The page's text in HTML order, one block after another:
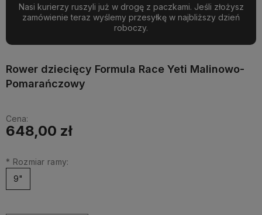
Nasi kurierzy ruszyli już w drogę z paczkami. Jeśli złożysz
zamówienie teraz wyślemy przesyłkę w najbliższy dzień
roboczy.
Rower dziecięcy Formula Race Yeti Malinowo-
Pomarańczowy
Cena:
648,00 zł
* Rozmiar ramy:
9"